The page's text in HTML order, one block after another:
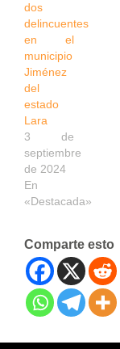
dos
delincuentes
en el
municipio
Jiménez
del
estado
Lara
3 de
septiembre
de 2024
En
«Destacada»
Comparte esto